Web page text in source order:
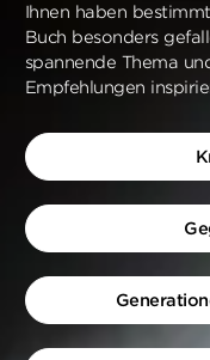
Ihnen haben
Buch besonders
spannende Thema
Empfehlungen